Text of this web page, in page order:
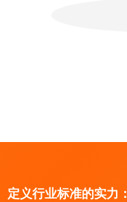
定义行业标准的实力：